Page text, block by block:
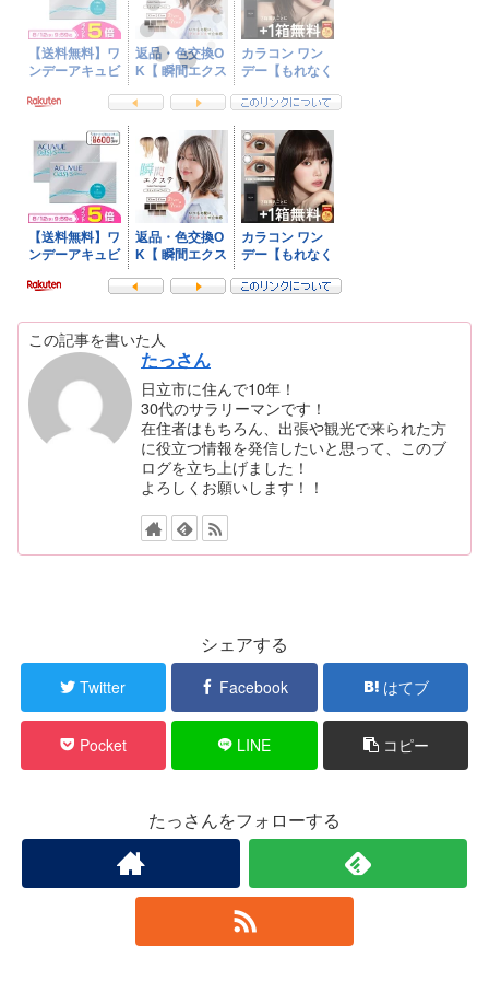
この記事を書いた人
たっさん
日立市に住んで10年！
30代のサラリーマンです！
在住者はもちろん、出張や観光で来られた方
に役立つ情報を発信したいと思って、このブ
ログを立ち上げました！
よろしくお願いします！！
シェアする
Twitter Facebook はてブ
Pocket LINE コピー
たっさんをフォローする